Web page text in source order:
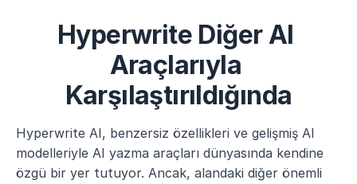
Hyperwrite Diğer AI
Araçlarıyla
Karşılaştırıldığında
Hyperwrite AI, benzersiz özellikleri ve gelişmiş AI
modelleriyle AI yazma araçları dünyasında kendine
özgü bir yer tutuyor. Ancak, alandaki diğer önemli